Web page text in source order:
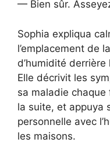
— Bien sûr.
Sophia expliqua
l’emplacement de
d’humidité derrière
Elle décrivit les
sa maladie chaque
la suite, et appuya
personnelle avec
les maisons.